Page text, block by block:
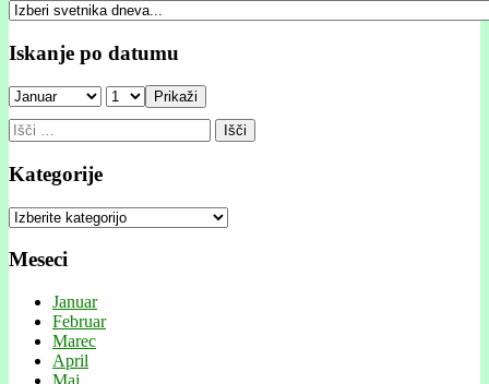
Iskanje po datumu
Prikaži
Išči:
Kategorije
Kategorije
Meseci
Januar
Februar
Marec
April